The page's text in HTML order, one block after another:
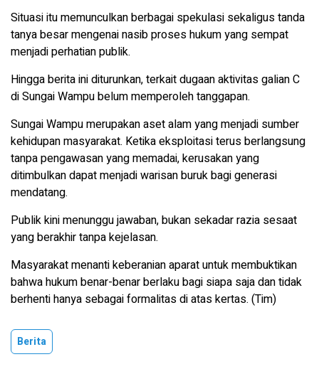
Situasi itu memunculkan berbagai spekulasi sekaligus tanda
tanya besar mengenai nasib proses hukum yang sempat
menjadi perhatian publik.
Hingga berita ini diturunkan, terkait dugaan aktivitas galian C
di Sungai Wampu belum memperoleh tanggapan.
Sungai Wampu merupakan aset alam yang menjadi sumber
kehidupan masyarakat. Ketika eksploitasi terus berlangsung
tanpa pengawasan yang memadai, kerusakan yang
ditimbulkan dapat menjadi warisan buruk bagi generasi
mendatang.
Publik kini menunggu jawaban, bukan sekadar razia sesaat
yang berakhir tanpa kejelasan.
Masyarakat menanti keberanian aparat untuk membuktikan
bahwa hukum benar-benar berlaku bagi siapa saja dan tidak
berhenti hanya sebagai formalitas di atas kertas. (Tim)
Berita